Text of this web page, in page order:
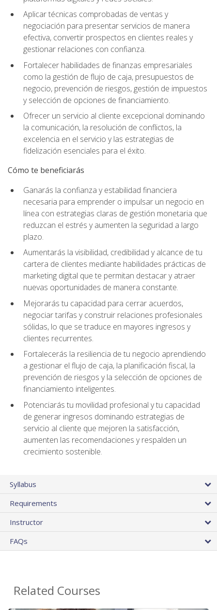
Aplicar técnicas comprobadas de ventas y
negociación para presentar servicios de manera
efectiva, convertir prospectos en clientes reales y
gestionar relaciones con confianza.
Fortalecer habilidades de finanzas empresariales
como la gestión de flujo de caja, presupuestos de
negocio, prevención de riesgos, gestión de impuestos
y selección de opciones de financiamiento.
Ofrecer un servicio al cliente excepcional dominando
la comunicación, la resolución de conflictos, la
excelencia en el servicio y las estrategias de
fidelización esenciales para el éxito.
Cómo te beneficiarás
Ganarás la confianza y estabilidad financiera
necesaria para emprender o impulsar un negocio en
línea con estrategias claras de gestión monetaria que
reduzcan el estrés y aumenten la seguridad a largo
plazo.
Aumentarás la visibilidad, credibilidad y alcance de tu
cartera de clientes mediante habilidades prácticas de
marketing digital que te permitan destacar y atraer
nuevas oportunidades de manera constante.
Mejorarás tu capacidad para cerrar acuerdos,
negociar tarifas y construir relaciones profesionales
sólidas, lo que se traduce en mayores ingresos y
clientes recurrentes.
Fortalecerás la resiliencia de tu negocio aprendiendo
a gestionar el flujo de caja, la planificación fiscal, la
prevención de riesgos y la selección de opciones de
financiamiento inteligentes.
Potenciarás tu movilidad profesional y tu capacidad
de generar ingresos dominando estrategias de
servicio al cliente que mejoren la satisfacción,
aumenten las recomendaciones y respalden un
crecimiento sostenible.
Syllabus
Requirements
Instructor
FAQs
Related Courses